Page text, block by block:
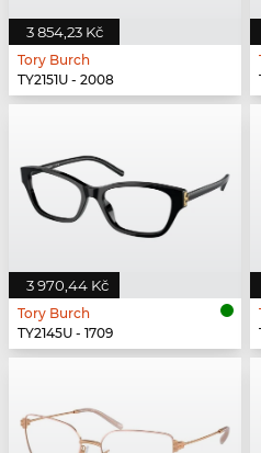
3 854,23 Kč
Tory Burch
TY2151U - 2008
3 970,44 Kč
Tory Burch
TY2145U - 1709